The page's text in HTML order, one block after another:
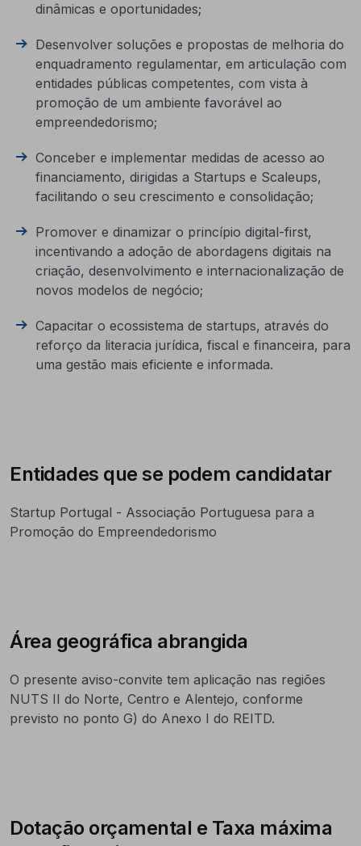
dinâmicas e oportunidades;
Desenvolver soluções e propostas de melhoria do
enquadramento regulamentar, em articulação com
entidades públicas competentes, com vista à
promoção de um ambiente favorável ao
empreendedorismo;
Conceber e implementar medidas de acesso ao
financiamento, dirigidas a Startups e Scaleups,
facilitando o seu crescimento e consolidação;
Promover e dinamizar o princípio digital-first,
incentivando a adoção de abordagens digitais na
criação, desenvolvimento e internacionalização de
novos modelos de negócio;
Capacitar o ecossistema de startups, através do
reforço da literacia jurídica, fiscal e financeira, para
uma gestão mais eficiente e informada.
Entidades que se podem candidatar
Startup Portugal - Associação Portuguesa para a
Promoção do Empreendedorismo
Área geográfica abrangida
O presente aviso-convite tem aplicação nas regiões
NUTS II do Norte, Centro e Alentejo, conforme
previsto no ponto G) do Anexo I do REITD.
Dotação orçamental e Taxa máxima